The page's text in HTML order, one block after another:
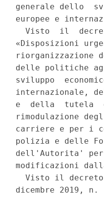
generale dello
europee e
Visto  il
«Disposizioni
delle politiche
sviluppo
internazionale,
e  della  tutela
rimodulazione
carriere e per i
polizia e delle
dell'Autorita' per
modificazioni
Visto il
dicembre 2019,